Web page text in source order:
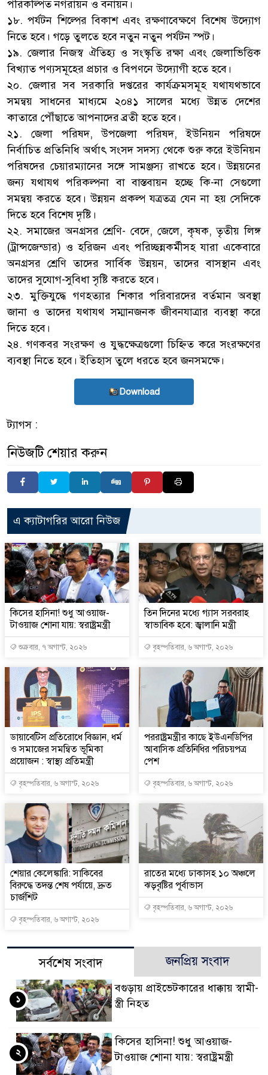
পরিকল্পিত নগরায়ন ও বনায়ন।
১৮. পর্যটন শিল্পের বিকাশ এবং রক্ষণাবেক্ষণে বিশেষ উদ্যোগ
নিতে হবে। গড়ে তুলতে হবে নতুন নতুন পর্যটন স্পট।
১৯. জেলার নিজস্ব ঐতিহ্য ও সংস্কৃতি রক্ষা এবং জেলাভিত্তিক
বিখ্যাত পণ্যসমূহের প্রচার ও বিপণনে উদ্যোগী হতে হবে।
২০. জেলার সব সরকারি দপ্তরের কার্যক্রমসমূহ যথাযথভাবে
সমন্বয় সাধনের মাধ্যমে ২০৪১ সালের মধ্যে উন্নত দেশের
কাতারে পৌঁছাতে আপনাদের ব্রতী হতে হবে।
২১. জেলা পরিষদ, উপজেলা পরিষদ, ইউনিয়ন পরিষদে
নির্বাচিত প্রতিনিধি অর্থাৎ সংসদ সদস্য থেকে শুরু করে ইউনিয়ন
পরিষদের চেয়ারম্যানের সঙ্গে সামঞ্জস্য রাখতে হবে। উন্নয়নের
জন্য যথাযথ পরিকল্পনা বা বাস্তবায়ন হচ্ছে কি-না সেগুলো
সমন্বয় করতে হবে। উন্নয়ন প্রকল্প যত্রতত্র যেন না হয় সেদিকে
দিতে হবে বিশেষ দৃষ্টি।
২২. সমাজের অনগ্রসর শ্রেণি- বেদে, জেলে, কৃষক, তৃতীয় লিঙ্গ
(ট্রান্সজেন্ডার) ও হরিজন এবং পরিচ্ছন্নকর্মীসহ যারা একেবারে
অনগ্রসর শ্রেণি তাদের সার্বিক উন্নয়ন, তাদের বাসস্থান এবং
তাদের সুযোগ-সুবিধা সৃষ্টি করতে হবে।
২৩. মুক্তিযুদ্ধে গণহত্যার শিকার পরিবারদের বর্তমান অবস্থা
জানা ও তাদের যথাযথ সম্মানজনক জীবনযাত্রার ব্যবস্থা করে
দিতে হবে।
২৪. গণকবর সংরক্ষণ ও যুদ্ধক্ষেত্রগুলো চিহ্নিত করে সংরক্ষণের
ব্যবস্থা নিতে হবে। ইতিহাস তুলে ধরতে হবে জনসমক্ষে।
Download
ট্যাগস :
নিউজটি শেয়ার করুন
এ ক্যাটাগরির আরো নিউজ
কিসের হাসিনা! শুধু আওয়াজ-
টাওয়াজ শোনা যায়: স্বরাষ্ট্রমন্ত্রী
শুক্রবার, ৭ অগাস্ট, ২০২৬
তিন দিনের মধ্যে গ্যাস সরবরাহ
স্বাভাবিক হবে: জ্বালানি মন্ত্রী
বৃহস্পতিবার, ৬ অগাস্ট, ২০২৬
ডায়াবেটিস প্রতিরোধে বিজ্ঞান, ধর্ম
ও সমাজের সমন্বিত ভূমিকা
প্রয়োজন : স্বাস্থ্য প্রতিমন্ত্রী
বৃহস্পতিবার, ৬ অগাস্ট, ২০২৬
পররাষ্ট্রমন্ত্রীর কা‌ছে ইউএনডিপির
আবাসিক প্রতিনিধির পরিচয়পত্র
পেশ
বৃহস্পতিবার, ৬ অগাস্ট, ২০২৬
শেয়ার কেলেঙ্কারি: সাকিবের
বিরুদ্ধে তদন্ত শেষ পর্যায়ে, দ্রুত
চার্জশিট
বৃহস্পতিবার, ৬ অগাস্ট, ২০২৬
রাতের মধ্যে ঢাকাসহ ১০ অঞ্চলে
ঝড়বৃষ্টির পূর্বাভাস
বৃহস্পতিবার, ৬ অগাস্ট, ২০২৬
সর্বশেষ সংবাদ জনপ্রিয় সংবাদ
বগুড়ায় প্রাইভেটকারের ধাক্কায় স্বামী-
স্ত্রী নিহত
১
কিসের হাসিনা! শুধু আওয়াজ-
টাওয়াজ শোনা যায়: স্বরাষ্ট্রমন্ত্রী
২